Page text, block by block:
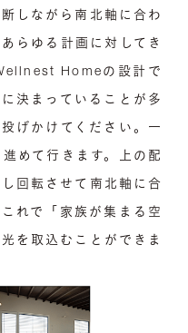
しながら南北軸に合わ
らゆる計画に対してき
Homeの設計で
決まっていることが多
げかけてください。一
めて行きます。上の配
回転させて南北軸に合
れで「家族が集まる空
を取込むことができま